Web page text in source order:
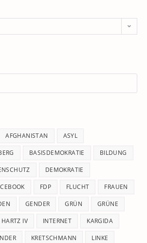
AFGHANISTAN ASYL
BASISDEMOKRATIE BILDUNG
DEMOKRATIE
FDP FLUCHT FRAUEN
GENDER GRÜN GRÜNE
HARTZ IV INTERNET KARGIDA
KRETSCHMANN LINKE